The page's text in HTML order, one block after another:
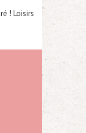
! Loisirs